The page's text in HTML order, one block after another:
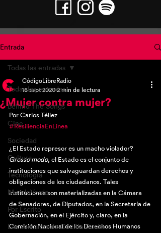
Entrada
Todas las entradas
Behind The Songs
Cine
Sociedad
Cultura
Tecnología
MundoVerde
Por Escrito
Las ventanas de Cecilia Durán
Todas las entradas
¿Mujer contra mujer?
CódigoLibreRadio
16 sept 20202 min de lectura
Por Carlos Téllez
#ResilienciaEnLinea
¿El Estado represor es un macho violador?
Grosso modo, el Estado es el conjunto de
instituciones que salvaguardan derechos y
obligaciones de los ciudadanos. Tales
instituciones son materializadas en la Cámara
de Senadores, de Diputados, en la Secretaría de
Gobernación, en el Ejército y, claro, en la
Comisión Nacional de los Derechos Humanos